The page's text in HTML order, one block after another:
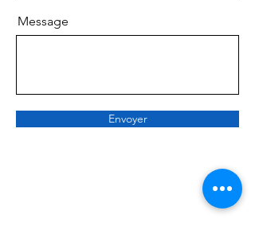
Message
Envoyer